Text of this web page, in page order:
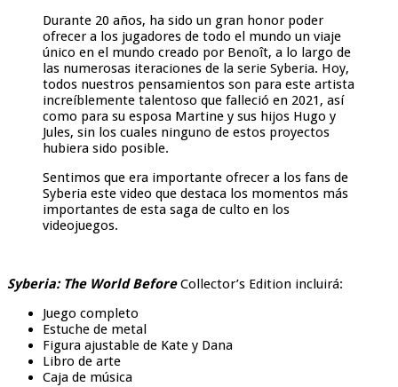
Durante 20 años, ha sido un gran honor poder
ofrecer a los jugadores de todo el mundo un viaje
único en el mundo creado por Benoît, a lo largo de
las numerosas iteraciones de la serie Syberia. Hoy,
todos nuestros pensamientos son para este artista
increíblemente talentoso que falleció en 2021, así
como para su esposa Martine y sus hijos Hugo y
Jules, sin los cuales ninguno de estos proyectos
hubiera sido posible.
Sentimos que era importante ofrecer a los fans de
Syberia este video que destaca los momentos más
importantes de esta saga de culto en los
videojuegos.
Syberia: The World BeforeCollector’s Edition incluirá:
Juego completo
Estuche de metal
Figura ajustable de Kate y Dana
Libro de arte
Caja de música